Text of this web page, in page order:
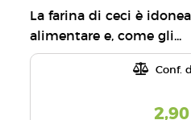
La farina di ceci è
alimentare e, come gli...
Conf.